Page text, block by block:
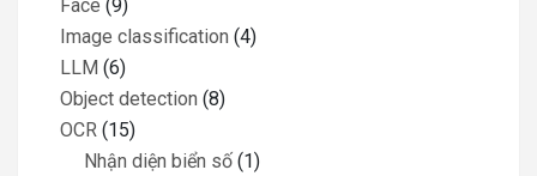
Face (9)
Image classification (4)
LLM (6)
Object detection (8)
OCR (15)
Nhận diện biển số (1)